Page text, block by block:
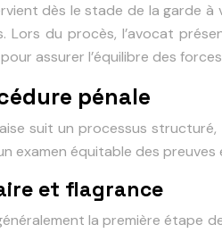
dès le stade de la garde
Lors du procès, l’avocat
assurer l’équilibre des
pénale
suit un processus
examen équitable des preuves
et flagrance
la première étape